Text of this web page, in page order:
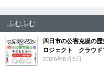
ふむふむ
四日市の公害克服の
ロジェクト クラウド
2026年8月5日